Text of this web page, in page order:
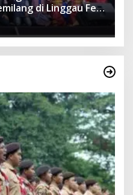
di Linggau Fest